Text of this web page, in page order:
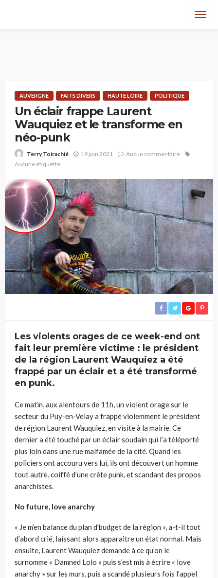
AUVERGNE FAITS DIVERS HAUTE LOIRE POLITIQUE
Un éclair frappe Laurent
Wauquiez et le transforme en
néo-punk
Terry Toirachié 19 juin 2021
Aucun commentaire
Aucune étiquette
Les violents orages de ce week-end ont
fait leur première victime : le président
de la région Laurent Wauquiez a été
frappé par un éclair et a été transformé
en punk.
Ce matin, aux alentours de 11h, un violent orage sur le
secteur du Puy-en-Velay a frappé violemment le président
de région Laurent Wauquiez, en visite à la mairie. Ce
dernier a été touché par un éclair soudain qui l’a téléporté
plus loin dans une rue malfamée de la cité. Quand les
policiers ont accouru vers lui, ils ont découvert un homme
tout autre, coiffé d’une crête punk, et scandant des propos
anarchistes.
No future, love anarchy
« Je m’en balance du plan d’budget de la région », a-t-il tout
d’abord crié, laissant alors apparaitre un état normal. Mais
ensuite, Laurent Wauquiez demande à ce qu’on le
surnomme « Damned Lolo » puis s’est mis à écrire « love
anarchy » sur les murs, puis a scandé plusieurs fois l’appel